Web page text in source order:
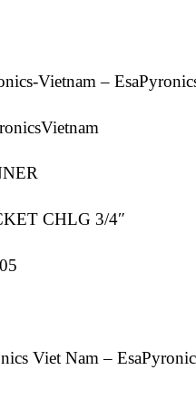
Vietnam –
CHLG 3/4″
Viet Nam –